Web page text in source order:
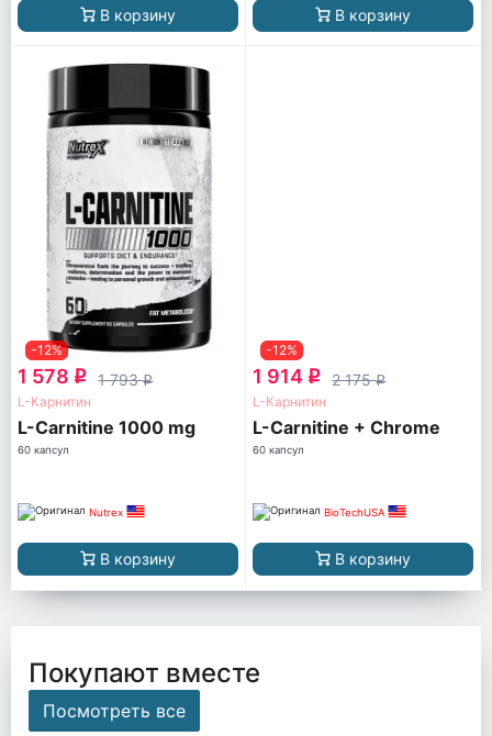
В корзину В корзину
-12%
1 578 q 1 793q
L-Карнитин
L-Carnitine 1000 mg
60 капсул
Nutrex
В корзину
-12%
1 914 q 2 175q
L-Карнитин
L-Carnitine + Chrome
60 капсул
BioTechUSA
В корзину
Покупают вместе
Посмотреть все